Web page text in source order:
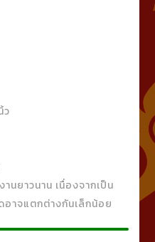
ว
นยาวนาน เนื่องจากเป็น
าจแตกต่างกันเล็กน้อย